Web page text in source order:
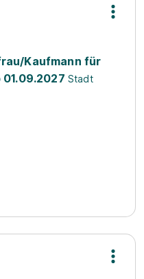
Kaufmann für
Stadt